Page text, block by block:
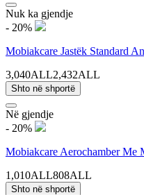
Nuk ka gjendje
- 20%
Mobiakcare Jastëk Standard
3,040ALL2,432ALL
Shto në shportë
Në gjendje
- 20%
Mobiakcare Aerochamber Me
1,010ALL808ALL
Shto në shportë